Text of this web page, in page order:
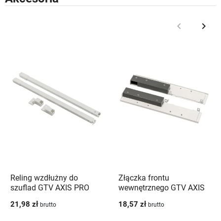
Poprzedni
keyboard_arrow_left keyboard_arrow_right
Reling wzdłużny do
szuflad GTV AXIS PRO
AXISPRO-RELKW550-10
21,98 zł brutto
Złączka frontu
wewnętrznego GTV AXIS
PB-AXISPRO-WEWMOCD1
18,57 zł brutto